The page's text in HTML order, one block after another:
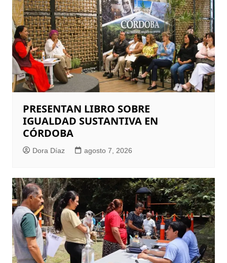
PRESENTAN LIBRO SOBRE
IGUALDAD SUSTANTIVA EN
CÓRDOBA
Dora Díaz agosto 7, 2026